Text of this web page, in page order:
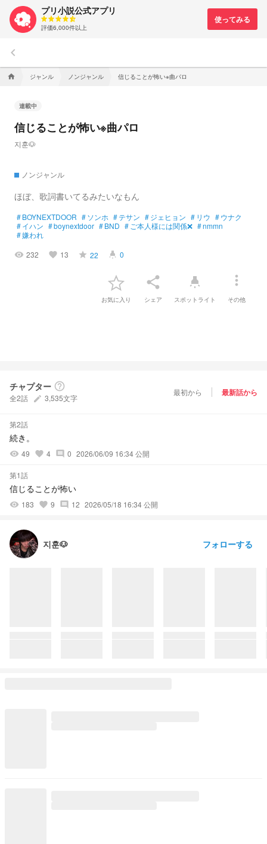
プリ小説公式アプリ
評価6,000件以上
keyboard_arrow_left
home ジャンル ノンジャンル 信じることが怖い※曲パロ
連載中
信じることが怖い※曲パロ
지훈🐶
ノンジャンル
ほぼ、歌詞書いてるみたいなもん
#BOYNEXTDOOR #ソンホ #テサン #ジェヒョン # リウ #ウナク
#イハン #boynextdoor #BND # ご本人様には関係❌ #nmmn
#嫌われ
visibility 232 favorite 13 grade 22 highlight 0
お気に入り
share
シェア
highlight
スポットライト
more_vert
その他
チャプター help_outline
全2話 create 3,535文字
最初から 最新話から
第2話
続き。
visibility 49 favorite 4 comment 0 2026/06/09 16:34 公開
第1話
信じることが怖い
visibility 183 favorite 9 comment 12 2026/05/18 16:34 公開
지훈🐶 フォローする